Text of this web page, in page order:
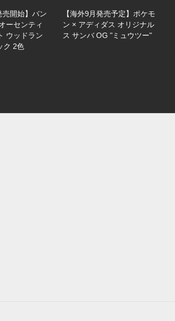
売開始】バン
ーセンティ
ウッドラン
ク 2色
【海外9月発売予定】ポケモ
ン × アディダス オリジナル
ス サンバ OG "ミュウツー"